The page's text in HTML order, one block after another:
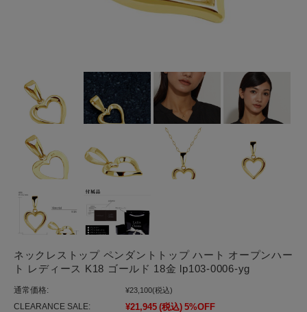
ネックレストップ ペンダントトップ ハート オープンハー
ト レディース K18 ゴールド 18金 lp103-0006-yg
通常価格: ¥23,100(税込)
CLEARANCE SALE: ¥21,945 (税込) 5%OFF